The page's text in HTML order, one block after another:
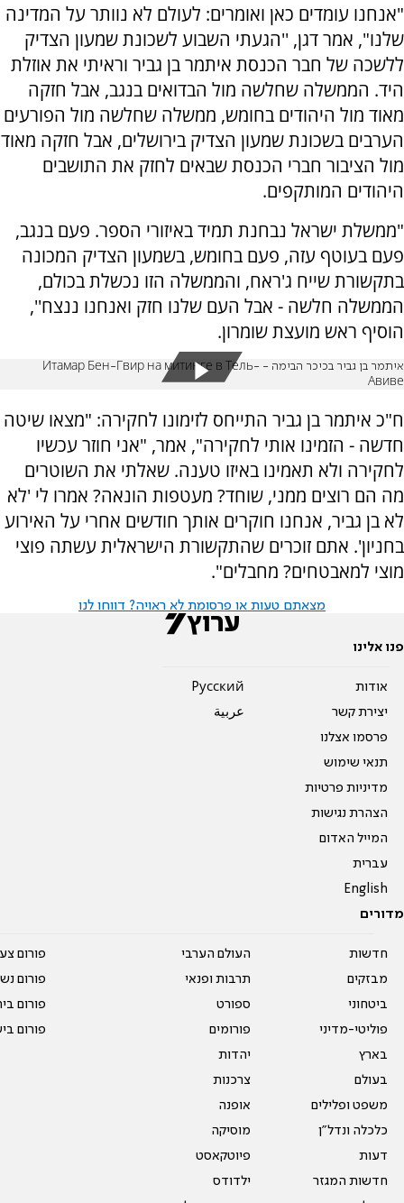
"אנחנו עומדים כאן ואומרים: לעולם לא נוותר על המדינה
שלנו", אמר דגן, ''הגעתי השבוע לשכונת שמעון הצדיק
ללשכה של חבר הכנסת איתמר בן גביר וראיתי את אוזלת
היד. הממשלה שחלשה מול הבדואים בנגב, אבל חזקה
מאוד מול היהודים בחומש, ממשלה שחלשה מול הפורעים
הערבים בשכונת שמעון הצדיק בירושלים, אבל חזקה מאוד
מול הציבור חברי הכנסת שבאים לחזק את התושבים
היהודים המותקפים.
"ממשלת ישראל נבחנת תמיד באיזורי הספר. פעם בנגב,
פעם בעוטף עזה, פעם בחומש, בשמעון הצדיק המכונה
בתקשורת שייח ג'ראח, והממשלה הזו נכשלת בכולם,
הממשלה חלשה - אבל העם שלנו חזק ואנחנו ננצח'',
הוסיף ראש מועצת שומרון.
איתמר בן גביר בכיכר הבימה - Итамар Бен-Гвир на митинге в Тель-
Авиве
ח"כ איתמר בן גביר התייחס לזימונו לחקירה: "מצאו שיטה
חדשה - הזמינו אותי לחקירה", אמר, "אני חוזר עכשיו
לחקירה ולא תאמינו באיזו טענה. שאלתי את השוטרים
מה הם רוצים ממני, שוחד? מעטפות הונאה? אמרו לי 'לא
לא בן גביר, אנחנו חוקרים אותך חודשים אחרי על האירוע
בחניון'. אתם זוכרים שהתקשורת הישראלית עשתה פוצי
מוצי למאבטחים? מחבלים".
מצאתם טעות או פרסומת לא ראויה? דווחו לנו
פנו אלינו
אודות
יצירת קשר
פרסמו אצלנו
תנאי שימוש
מדיניות פרטיות
הצהרת נגישות
המייל האדום
עברית
English
Pусский
عربية
מדורים
חדשות
מבזקים
ביטחוני
פוליטי-מדיני
בארץ
בעולם
משפט ופלילים
כלכלה ונדל"ן
דעות
חדשות המגזר
העולם הערבי
תרבות ופנאי
ספורט
פורומים
יהדות
צרכנות
אופנה
מוסיקה
פיוטקאסט
ילדודס
פורום
פורום
פורום
פורום